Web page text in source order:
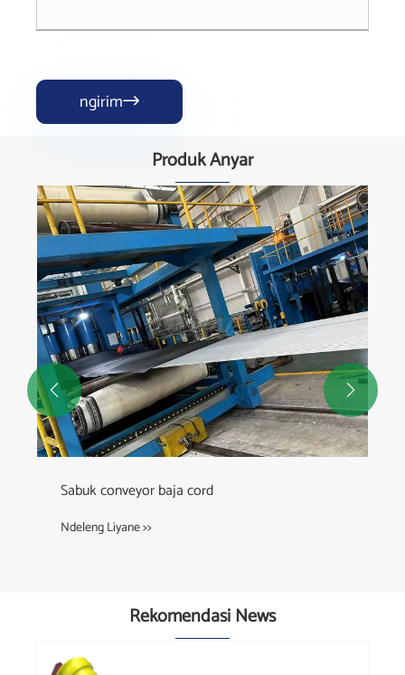
ngirim
Produk Anyar
Sabuk conveyor baja cord
Ndeleng Liyane >>
 
Rekomendasi News